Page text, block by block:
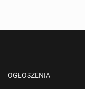
OGŁOSZENIA